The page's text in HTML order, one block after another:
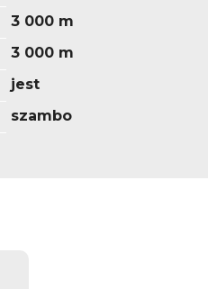
3 000 m
3 000 m
jest
szambo